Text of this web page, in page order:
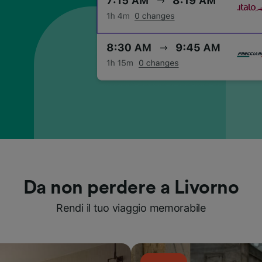
Da non perdere a Livorno
Rendi il tuo viaggio memorabile